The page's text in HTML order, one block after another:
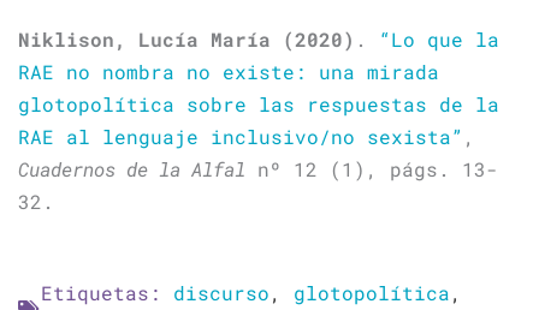
Niklison, Lucía María (2020) . “Lo que la
RAE no nombra no existe: una mirada
glotopolítica sobre las respuestas de la
RAE al lenguaje inclusivo/no sexista” ,
Cuadernos de la Alfal nº 12 (1), págs. 13-
32.
Etiquetas: discurso, glotopolítica,